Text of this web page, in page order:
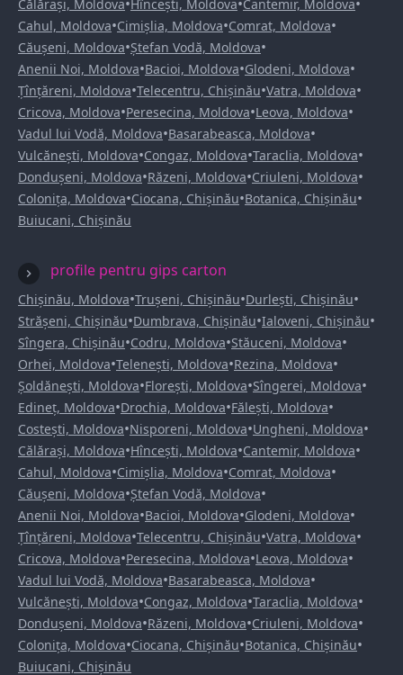
Călărași, Moldova Hîncești, Moldova Cantemir, Moldova
Cahul, Moldova•Cimișlia, Moldova•Comrat, Moldova•
Căușeni, Moldova•Ștefan Vodă, Moldova•
Anenii Noi, Moldova•Bacioi, Moldova•Glodeni, Moldova•
Țînțăreni, Moldova•Telecentru, Chișinău•Vatra, Moldova•
Cricova, Moldova•Peresecina, Moldova•Leova, Moldova•
Vadul lui Vodă, Moldova•Basarabeasca, Moldova•
Vulcănești, Moldova•Congaz, Moldova•Taraclia, Moldova•
Dondușeni, Moldova•Răzeni, Moldova•Criuleni, Moldova•
Colonița, Moldova•Ciocana, Chișinău•Botanica, Chișinău•
Buiucani, Chișinău
profile pentru gips carton
Chișinău, Moldova•Trușeni, Chișinău•Durlești, Chișinău•
Strășeni, Chișinău•Dumbrava, Chișinău•Ialoveni, Chișinău•
Sîngera, Chișinău•Codru, Moldova•Stăuceni, Moldova•
Orhei, Moldova•Telenești, Moldova•Rezina, Moldova•
Șoldănești, Moldova•Florești, Moldova•Sîngerei, Moldova•
Edineț, Moldova•Drochia, Moldova•Fălești, Moldova•
Costești, Moldova•Nisporeni, Moldova•Ungheni, Moldova•
Călărași, Moldova•Hîncești, Moldova•Cantemir, Moldova•
Cahul, Moldova•Cimișlia, Moldova•Comrat, Moldova•
Căușeni, Moldova•Ștefan Vodă, Moldova•
Anenii Noi, Moldova•Bacioi, Moldova•Glodeni, Moldova•
Țînțăreni, Moldova•Telecentru, Chișinău•Vatra, Moldova•
Cricova, Moldova•Peresecina, Moldova•Leova, Moldova•
Vadul lui Vodă, Moldova•Basarabeasca, Moldova•
Vulcănești, Moldova•Congaz, Moldova•Taraclia, Moldova•
Dondușeni, Moldova•Răzeni, Moldova•Criuleni, Moldova•
Colonița, Moldova•Ciocana, Chișinău•Botanica, Chișinău•
Buiucani, Chișinău